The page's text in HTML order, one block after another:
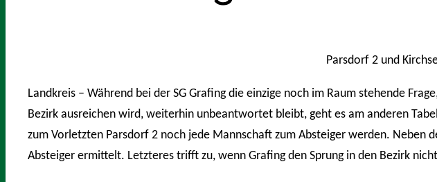
Parsdorf 2 und
Landkreis – Während bei der SG Grafing die einzige noch im Raum stehende
Bezirk ausreichen wird, weiterhin unbeantwortet bleibt, geht es am anderen
zum Vorletzten Parsdorf 2 noch jede Mannschaft zum Absteiger werden. Neben
Absteiger ermittelt. Letzteres trifft zu, wenn Grafing den Sprung in den Bezirk